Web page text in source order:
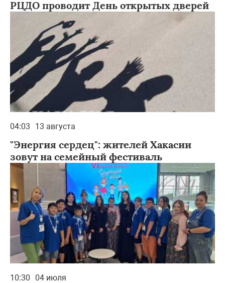
РЦДО проводит День открытых дверей
04:03 13 августа
"Энергия сердец": жителей Хакасии
зовут на семейный фестиваль
10:30 04 июля